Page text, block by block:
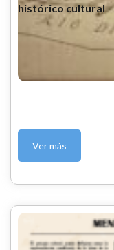
histórico cultural
Ver más